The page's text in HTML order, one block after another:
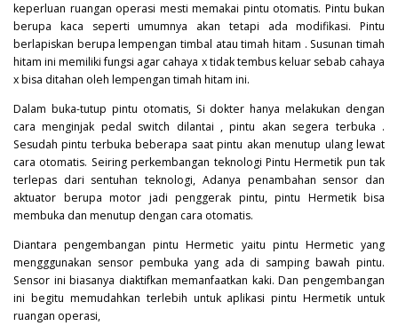
keperluan ruangan operasi mesti memakai pintu otomatis. Pintu bukan
berupa kaca seperti umumnya akan tetapi ada modifikasi. Pintu
berlapiskan berupa lempengan timbal atau timah hitam . Susunan timah
hitam ini memiliki fungsi agar cahaya x tidak tembus keluar sebab cahaya
x bisa ditahan oleh lempengan timah hitam ini.
Dalam buka-tutup pintu otomatis, Si dokter hanya melakukan dengan
cara menginjak pedal switch dilantai , pintu akan segera terbuka .
Sesudah pintu terbuka beberapa saat pintu akan menutup ulang lewat
cara otomatis. Seiring perkembangan teknologi Pintu Hermetik pun tak
terlepas dari sentuhan teknologi, Adanya penambahan sensor dan
aktuator berupa motor jadi penggerak pintu, pintu Hermetik bisa
membuka dan menutup dengan cara otomatis.
Diantara pengembangan pintu Hermetic yaitu pintu Hermetic yang
mengggunakan sensor pembuka yang ada di samping bawah pintu.
Sensor ini biasanya diaktifkan memanfaatkan kaki. Dan pengembangan
ini begitu memudahkan terlebih untuk aplikasi pintu Hermetik untuk
ruangan operasi,